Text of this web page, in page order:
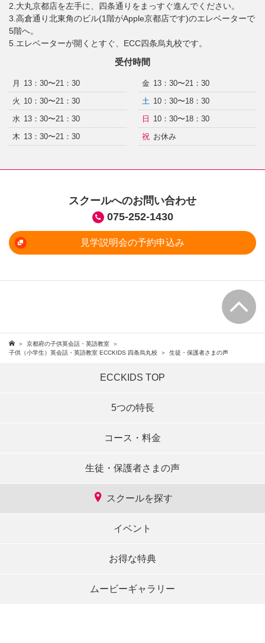
2.大丸京都店を左手に、四条通りをまっすぐ進んでください。
3.高倉通り北東角のビル(1階がApple京都店です)のエレベーターで
5階へ。
5.エレベーターが開くとすぐ、ECC四条烏丸校です。
受付時間
月
13：30〜21：30
火 10：30〜21：30
水 13：30〜21：30
木 13：30〜21：30
金 13：30〜21：30
土 10：30〜18：30
日
10：30〜18：30
祝 お休み
スクールへのお問い合わせ
075-252-1430
見学説明会の予約申込み
京都府の子供英会話・英語教室
子供（小学生）英会話・英語教室 ECCKIDS 四条烏丸校
生徒・保護者さまの声
ECCKIDS TOP
5つの特長
コース・料金
生徒・保護者さまの声
スクールを探す
イベント
お得な特典
ムービーギャラリー